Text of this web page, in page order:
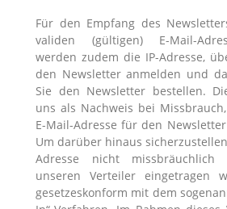
Für den Empfang des
validen (gültigen) E-Mail-
werden zudem die IP-Adresse,
den Newsletter anmelden und
Sie den Newsletter bestellen.
uns als Nachweis bei
E-Mail-Adresse für den
Um darüber hinaus
Adresse nicht
unseren Verteiler eingetragen
gesetzeskonform mit dem